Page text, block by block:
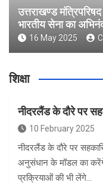
उत्तराखण्ड
भारतीय सेना का
16 May 2025
शिक्षा
नीदरलैंड के दौरे पर
10 February 2025
नीदरलैंड के दौरे पर
अनुसंधान के मॉडल का करेंगे
प्रक्रियाओं की भी लेंगे…